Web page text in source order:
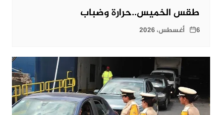
طقس الخميس..حرارة وضباب
6 أغسطس، 2026